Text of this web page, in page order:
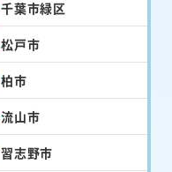
千葉市緑区
松戸市
柏市
流山市
習志野市